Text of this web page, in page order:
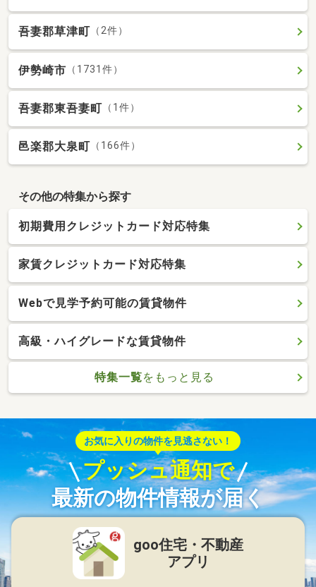
吾妻郡草津町 （2件）
伊勢崎市 （1731件）
吾妻郡東吾妻町 （1件）
邑楽郡大泉町 （166件）
その他の特集から探す
初期費用クレジットカード対応特集
家賃クレジットカード対応特集
Webで見学予約可能の賃貸物件
高級・ハイグレードな賃貸物件
特集一覧をもっと見る
お気に入りの物件を見逃さない！
プッシュ通知で
最新の物件情報が届く
goo住宅・不動産
アプリ